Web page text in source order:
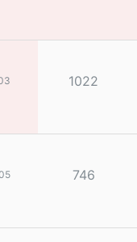
1022
746